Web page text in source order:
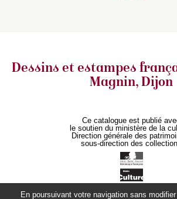
Dessins et estampes
Magnin, Dijon
Ce catalogue est publié
le soutien du ministère de la
Direction générale des
sous-direction des
En poursuivant votre navigation sans